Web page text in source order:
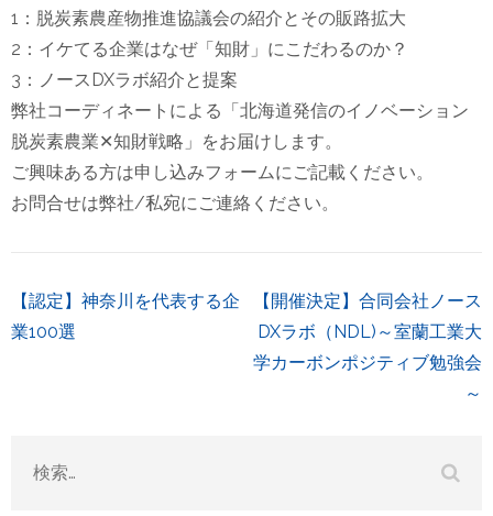
1：脱炭素農産物推進協議会の紹介とその販路拡大
2：イケてる企業はなぜ「知財」にこだわるのか？
3：ノースDXラボ紹介と提案
弊社コーディネートによる「北海道発信のイノベーション
脱炭素農業✕知財戦略」をお届けします。
ご興味ある方は申し込みフォームにご記載ください。
お問合せは弊社/私宛にご連絡ください。
投
稿
シ
【認定】神奈川を代表する企
業100選
【開催決定】合同会社ノース
DXラボ（NDL)～室蘭工業大
学カーボンポジティブ勉強会
～
検